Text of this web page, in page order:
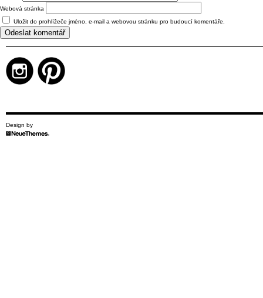
Webová stránka
Uložit do prohlížeče jméno, e-mail a webovou stránku pro budoucí komentáře.
Design by